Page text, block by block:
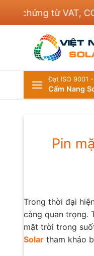
từ VAT, CO, CQ,
Đạt ISO 9001
Cẩm Nang
Pin
Trong thời đại
càng quan trọng.
mặt trời trong
Solar tham khảo